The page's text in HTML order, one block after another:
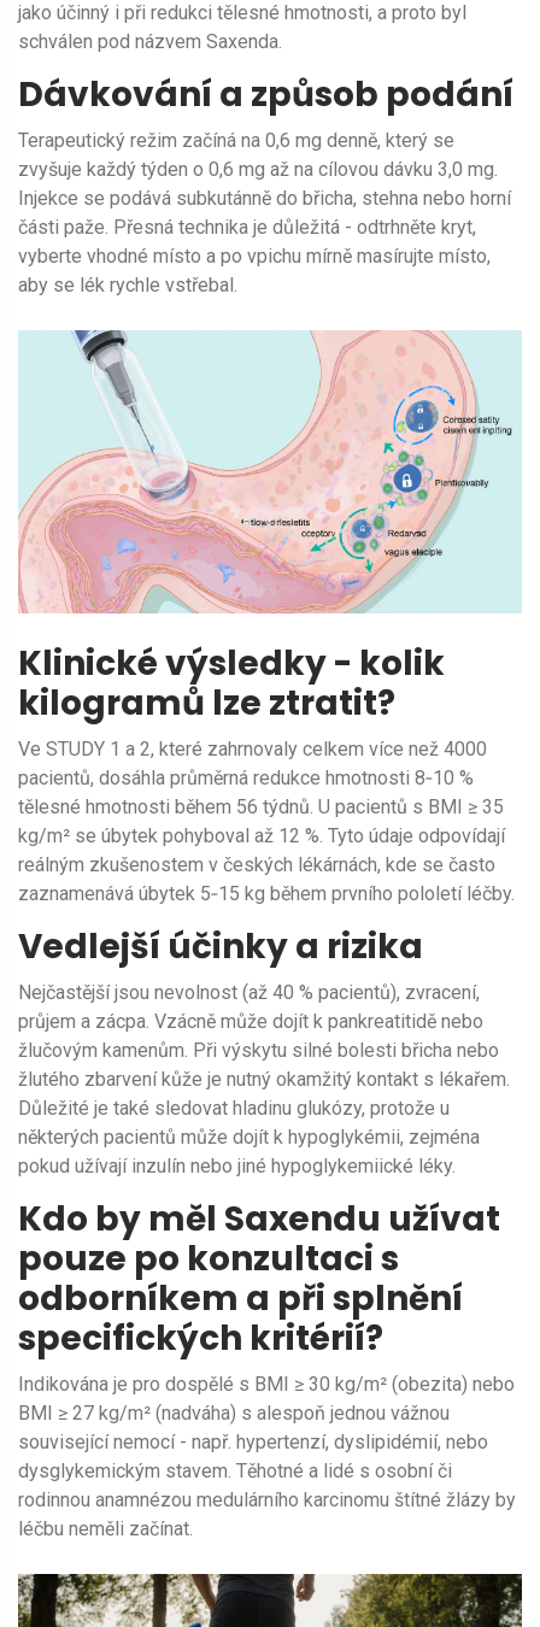
jako účinný i při redukci tělesné hmotnosti, a proto byl
schválen pod názvem Saxenda.
Dávkování a způsob podání
Terapeutický režim začíná na 0,6 mg denně, který se
zvyšuje každý týden o 0,6 mg až na cílovou dávku 3,0 mg.
Injekce se podává subkutánně do břicha, stehna nebo horní
části paže. Přesná technika je důležitá - odtrhněte kryt,
vyberte vhodné místo a po vpichu mírně masírujte místo,
aby se lék rychle vstřebal.
Klinické výsledky - kolik
kilogramů lze ztratit?
Ve STUDY 1 a 2, které zahrnovaly celkem více než 4000
pacientů, dosáhla průměrná redukce hmotnosti 8‑10 %
tělesné hmotnosti během 56 týdnů. U pacientů s BMI ≥ 35
kg/m² se úbytek pohyboval až 12 %. Tyto údaje odpovídají
reálným zkušenostem v českých lékárnách, kde se často
zaznamenává úbytek 5‑15 kg během prvního pololetí léčby.
Vedlejší účinky a rizika
Nejčastější jsou nevolnost (až 40 % pacientů), zvracení,
průjem a zácpa. Vzácně může dojít k pankreatitidě nebo
žlučovým kamenům. Při výskytu silné bolesti břicha nebo
žlutého zbarvení kůže je nutný okamžitý kontakt s lékařem.
Důležité je také sledovat hladinu glukózy, protože u
některých pacientů může dojít k hypoglykémii, zejména
pokud užívají inzulín nebo jiné hypoglykemiické léky.
Kdo by měl Saxendu užívat
pouze po konzultaci s
odborníkem a při splnění
specifických kritérií?
Indikována je pro dospělé s BMI ≥ 30 kg/m² (obezita) nebo
BMI ≥ 27 kg/m² (nadváha) s alespoň jednou vážnou
související nemocí - např. hypertenzí, dyslipidémií, nebo
dysglykemickým stavem. Těhotné a lidé s osobní či
rodinnou anamnézou medulárního karcinomu štítné žlázy by
léčbu neměli začínat.